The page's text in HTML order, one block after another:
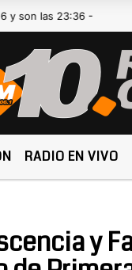
23:36 -
RADIO EN VIVO
y